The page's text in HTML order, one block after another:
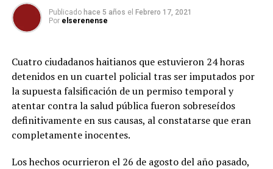
Publicado hace 5 años el Febrero 17, 2021
Por elserenense
Cuatro ciudadanos haitianos que estuvieron 24 horas
detenidos en un cuartel policial tras ser imputados por
la supuesta falsificación de un permiso temporal y
atentar contra la salud pública fueron sobreseídos
definitivamente en sus causas, al constatarse que eran
completamente inocentes.
Los hechos ocurrieron el 26 de agosto del año pasado,